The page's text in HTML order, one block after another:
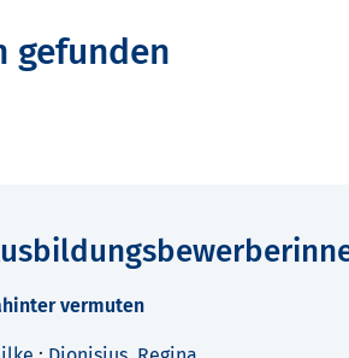
gefunden
vermuten